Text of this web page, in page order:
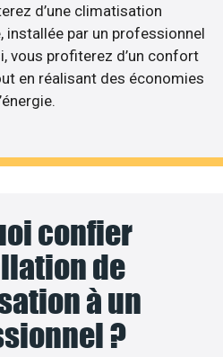
d’une climatisation
installée par un professionnel
vous profiterez d’un confort
en réalisant des économies
confier
de
à un
?